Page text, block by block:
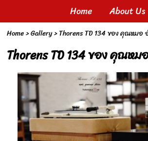
Home About Us
Home>Gallery>Thorens TD 134 ของ คุณหมอ
Thorens TD 134 ของ คุณหม